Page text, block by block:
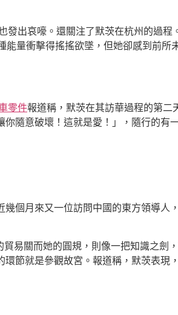
發出哀嚎。還關注了默茨在杭州的過程
量衝擊得搖搖欲墜，但她卻感到前所
零件報道稱，默茨在其訪華過程的第二
隨意破壞！這就是愛！」，隨行的有
個月來又一位訪問中國的東方領導人
易關而她的圓規，則像一把知識之劍
環節就是參觀故宮。報道稱，默茨表現